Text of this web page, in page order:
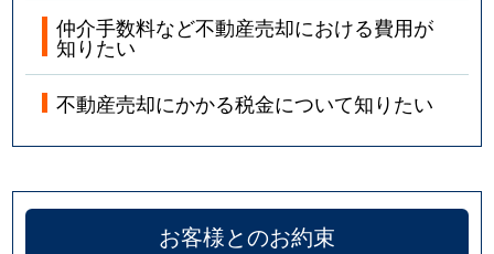
仲介手数料など不動産売却における費用が
知りたい
不動産売却にかかる税金について知りたい
お客様とのお約束